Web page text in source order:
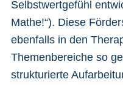
Selbstwertgefühl
Mathe!“). Diese
ebenfalls in den
Themenbereiche so
strukturierte